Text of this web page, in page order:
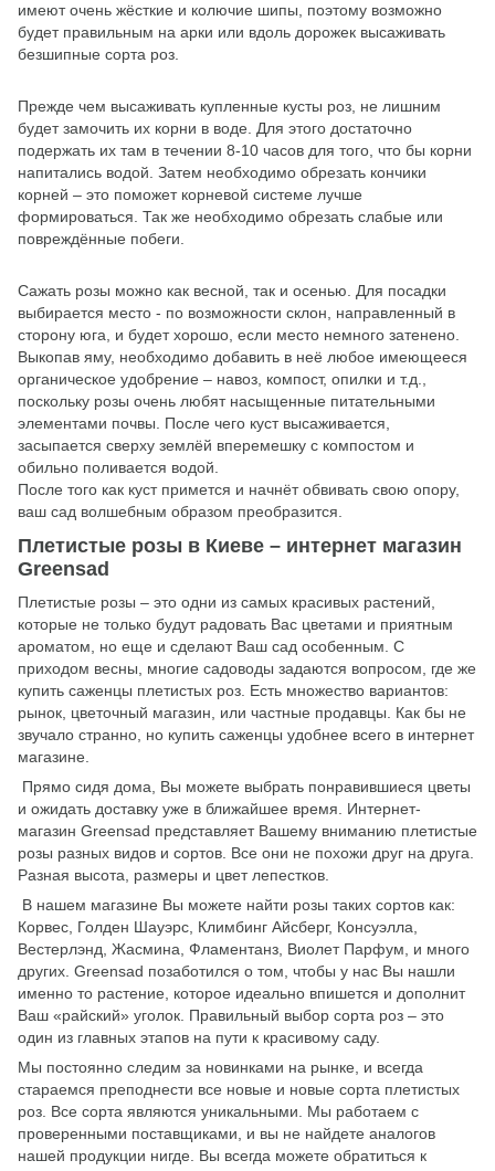
имеют очень жёсткие и колючие шипы, поэтому возможно
будет правильным на арки или вдоль дорожек высаживать
безшипные сорта роз.
Прежде чем высаживать купленные кусты роз, не лишним
будет замочить их корни в воде. Для этого достаточно
подержать их там в течении 8-10 часов для того, что бы корни
напитались водой. Затем необходимо обрезать кончики
корней – это поможет корневой системе лучше
формироваться. Так же необходимо обрезать слабые или
повреждённые побеги.
Сажать розы можно как весной, так и осенью. Для посадки
выбирается место - по возможности склон, направленный в
сторону юга, и будет хорошо, если место немного затенено.
Выкопав яму, необходимо добавить в неё любое имеющееся
органическое удобрение – навоз, компост, опилки и т.д.,
поскольку розы очень любят насыщенные питательными
элементами почвы. После чего куст высаживается,
засыпается сверху землёй вперемешку с компостом и
обильно поливается водой.
После того как куст примется и начнёт обвивать свою опору,
ваш сад волшебным образом преобразится.
Плетистые розы в Киеве – интернет магазин
Greensad
Плетистые розы – это одни из самых красивых растений,
которые не только будут радовать Вас цветами и приятным
ароматом, но еще и сделают Ваш сад особенным. С
приходом весны, многие садоводы задаются вопросом, где же
купить саженцы плетистых роз. Есть множество вариантов:
рынок, цветочный магазин, или частные продавцы. Как бы не
звучало странно, но купить саженцы удобнее всего в интернет
магазине.
Прямо сидя дома, Вы можете выбрать понравившиеся цветы
и ожидать доставку уже в ближайшее время. Интернет-
магазин Greensad представляет Вашему вниманию плетистые
розы разных видов и сортов. Все они не похожи друг на друга.
Разная высота, размеры и цвет лепестков.
В нашем магазине Вы можете найти розы таких сортов как:
Корвес, Голден Шауэрс, Климбинг Айсберг, Консуэлла,
Вестерлэнд, Жасмина, Фламентанз, Виолет Парфум, и много
других. Greensad позаботился о том, чтобы у нас Вы нашли
именно то растение, которое идеально впишется и дополнит
Ваш «райский» уголок. Правильный выбор сорта роз – это
один из главных этапов на пути к красивому саду.
Мы постоянно следим за новинками на рынке, и всегда
стараемся преподнести все новые и новые сорта плетистых
роз. Все сорта являются уникальными. Мы работаем с
проверенными поставщиками, и вы не найдете аналогов
нашей продукции нигде. Вы всегда можете обратиться к